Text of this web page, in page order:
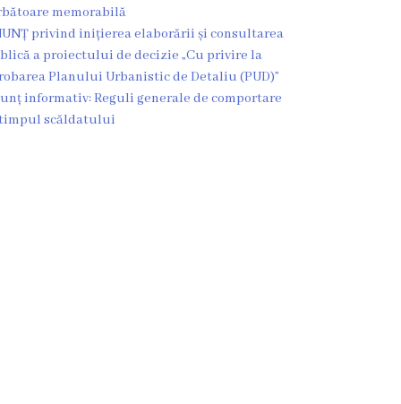
memorabilă
privind inițierea elaborării și consultarea
a proiectului de decizie „Cu privire la
Planului Urbanistic de Detaliu (PUD)”
informativ: Reguli generale de comportare
scăldatului